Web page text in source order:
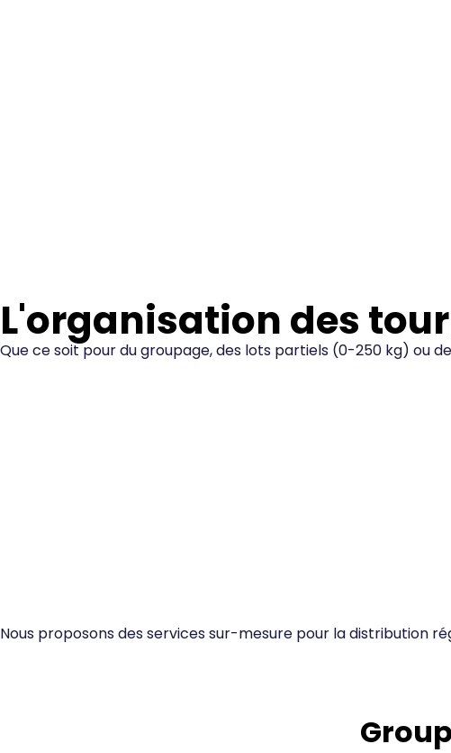
L'organisation des
Que ce soit pour du groupage, des lots partiels (0-250 kg) ou
Nous proposons des services sur-mesure pour la distribution